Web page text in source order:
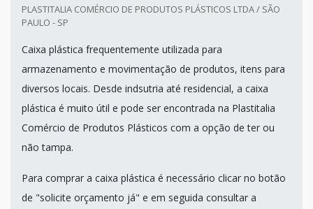
PLASTITALIA COMÉRCIO DE PRODUTOS PLÁSTICOS LTDA / SÃO
PAULO - SP
Caixa plástica frequentemente utilizada para
armazenamento e movimentação de produtos, itens para
diversos locais. Desde indsutria até residencial, a caixa
plástica é muito útil e pode ser encontrada na Plastitalia
Comércio de Produtos Plásticos com a opção de ter ou
não tampa.
Para comprar a caixa plástica é necessário clicar no botão
de "solicite orçamento já" e em seguida consultar a